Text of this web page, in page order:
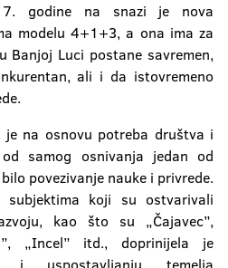
godine na snazi je nova
modelu 4+1+3, a ona ima za
Banjoj Luci postane savremen,
ali i da istovremeno
na osnovu potreba društva i
samog osnivanja jedan od
povezivanje nauke i privrede.
subjektima koji su ostvarivali
kao što su „Čajavec”,
„Incel” itd., doprinijela je